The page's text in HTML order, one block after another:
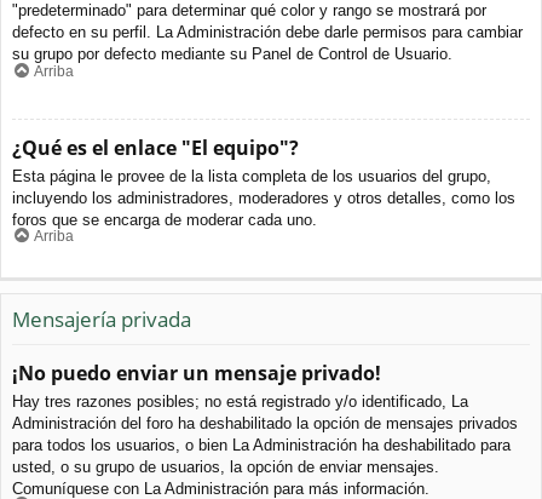
"predeterminado" para determinar qué color y rango se mostrará por
defecto en su perfil. La Administración debe darle permisos para cambiar
su grupo por defecto mediante su Panel de Control de Usuario.
Arriba
¿Qué es el enlace "El equipo"?
Esta página le provee de la lista completa de los usuarios del grupo,
incluyendo los administradores, moderadores y otros detalles, como los
foros que se encarga de moderar cada uno.
Arriba
Mensajería privada
¡No puedo enviar un mensaje privado!
Hay tres razones posibles; no está registrado y/o identificado, La
Administración del foro ha deshabilitado la opción de mensajes privados
para todos los usuarios, o bien La Administración ha deshabilitado para
usted, o su grupo de usuarios, la opción de enviar mensajes.
Comuníquese con La Administración para más información.